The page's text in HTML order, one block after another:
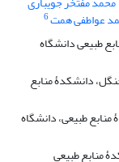
عواطفی همت6
طبیعی دانشگاه
دانشکدۀ منابع
طبیعی، دانشگاه
منابع طبیعی